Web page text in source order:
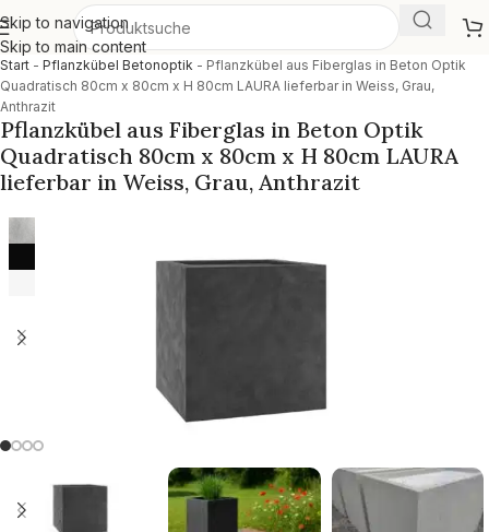
Skip to navigation
Skip to main content
Start - Pflanzkübel Betonoptik - Pflanzkübel aus Fiberglas in Beton Optik
Quadratisch 80cm x 80cm x H 80cm LAURA lieferbar in Weiss, Grau,
Anthrazit
Pflanzkübel aus Fiberglas in Beton Optik
Quadratisch 80cm x 80cm x H 80cm LAURA
lieferbar in Weiss, Grau, Anthrazit